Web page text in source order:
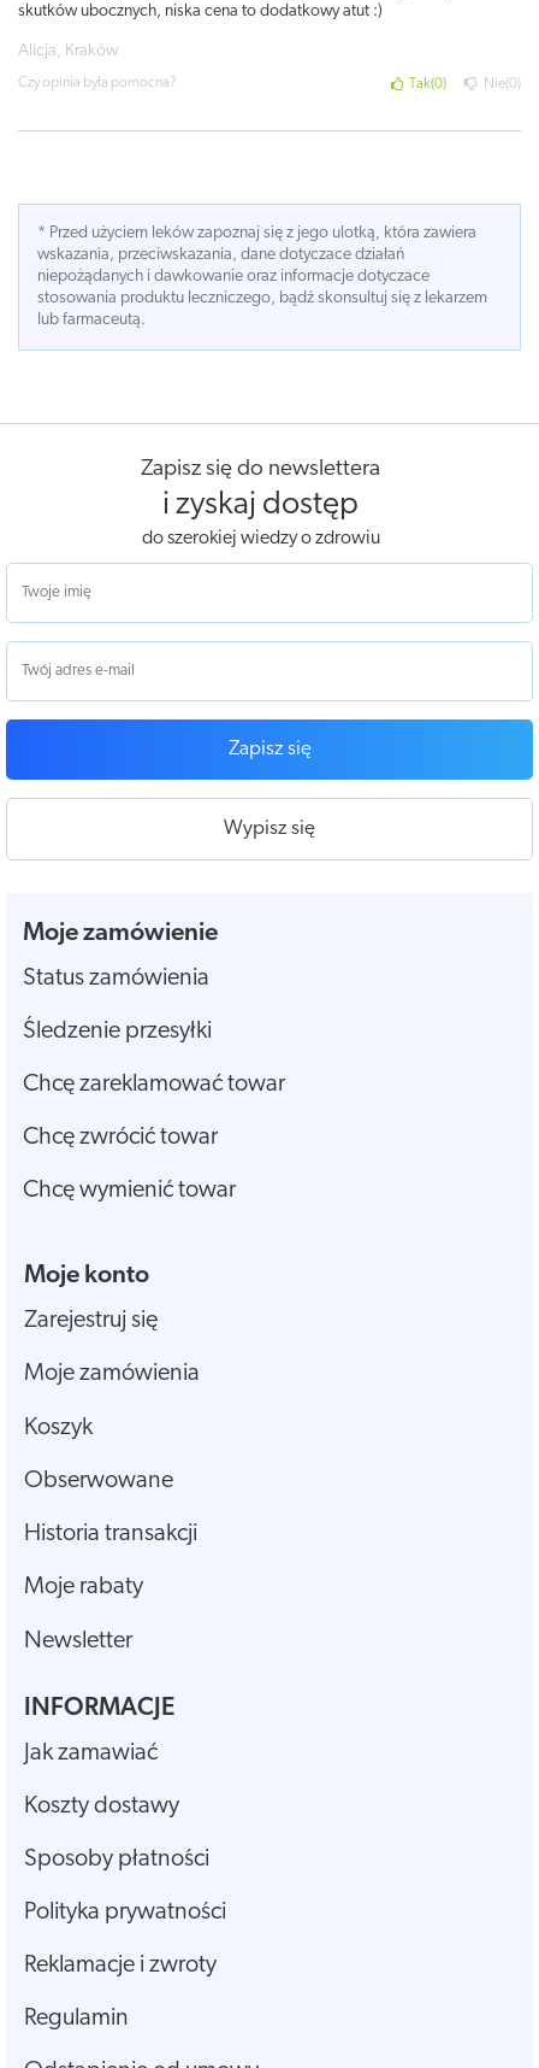
skutków ubocznych, niska cena to dodatkowy atut :)
Alicja, Kraków
Czy opinia była pomocna? Tak 0 Nie 0
* Przed użyciem leków zapoznaj się z jego ulotką, która zawiera
wskazania, przeciwskazania, dane dotyczace działań
niepożądanych i dawkowanie oraz informacje dotyczace
stosowania produktu leczniczego, bądź skonsultuj się z lekarzem
lub farmaceutą.
Zapisz się do newslettera
i zyskaj dostęp
do szerokiej wiedzy o zdrowiu
Zapisz się
Wypisz się
Moje zamówienie
Status zamówienia
Śledzenie przesyłki
Chcę zareklamować towar
Chcę zwrócić towar
Chcę wymienić towar
Moje konto
Zarejestruj się
Moje zamówienia
Koszyk
Obserwowane
Historia transakcji
Moje rabaty
Newsletter
INFORMACJE
Jak zamawiać
Koszty dostawy
Sposoby płatności
Polityka prywatności
Reklamacje i zwroty
Regulamin